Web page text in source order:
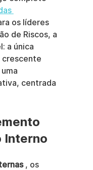
os líderes
de Riscos, a
a única
crescente
centrada
Interno
, os